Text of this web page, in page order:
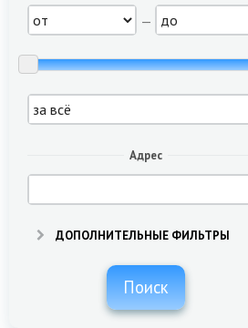
—
Адрес
ДОПОЛНИТЕЛЬНЫЕ ФИЛЬТРЫ
Поиск